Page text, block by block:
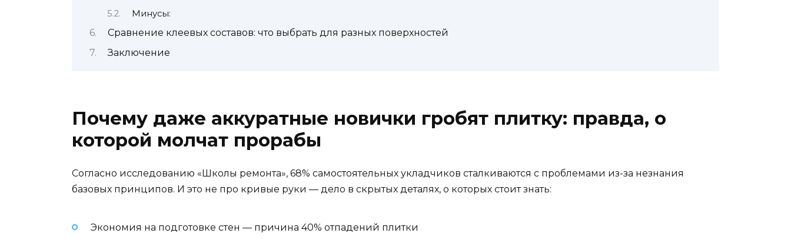
Минусы:
Сравнение клеевых составов: что выбрать для разных поверхностей
Заключение
Почему даже аккуратные новички гробят плитку: правда, о
которой молчат прорабы
Согласно исследованию «Школы ремонта», 68% самостоятельных укладчиков сталкиваются с проблемами из-за незнания
базовых принципов. И это не про кривые руки — дело в скрытых деталях, о которых стоит знать:
Экономия на подготовке стен — причина 40% отпадений плитки